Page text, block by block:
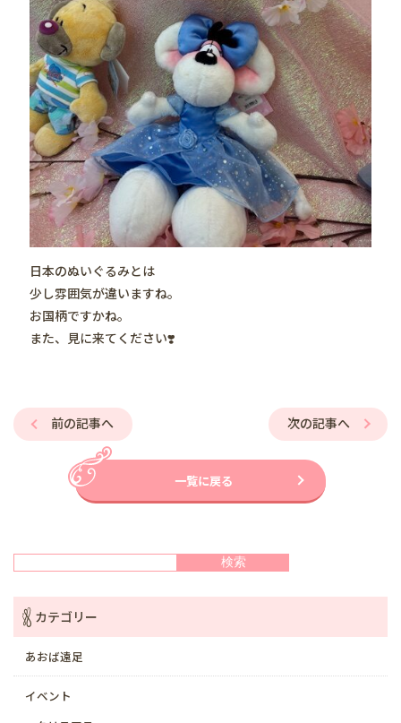
日本のぬいぐるみとは
少し雰囲気が違いますね。
お国柄ですかね。
また、見に来てください❣️
次の記事へ
前の記事へ
一覧に戻る
検索
カテゴリー
あおば遠足
イベント